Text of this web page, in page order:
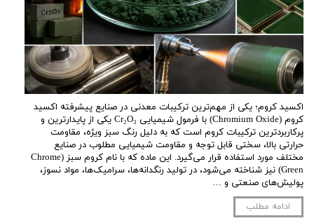
اکسید کروم؛ یکی از مهم‌ترین ترکیبات معدنی در صنایع پیشرفته اکسید
کروم (Chromium Oxide) با فرمول شیمیایی Cr₂O₃ یکی از پایدارترین و
پرکاربردترین ترکیبات کروم است که به دلیل رنگ سبز ویژه، مقاومت
حرارتی بالا، سختی قابل توجه و مقاومت شیمیایی مطلوب در صنایع
مختلف مورد استفاده قرار می‌گیرد. این ماده که با نام کروم سبز (Chrome
Green) نیز شناخته می‌شود، در تولید رنگدانه‌ها، سرامیک‌ها، مواد نسوز،
پولیش‌های صنعتی و …
ادامه مطلب